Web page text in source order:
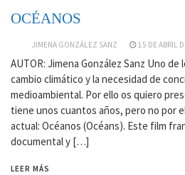
OCÉANOS
JIMENA GONZÁLEZ SANZ 15 DE ABRIL
AUTOR: Jimena González Sanz Uno
cambio climático y la necesidad de
medioambiental. Por ello os quiero
tiene unos cuantos años, pero no por
actual: Océanos (Océans). Este film
documental y […]
LEER MÁS